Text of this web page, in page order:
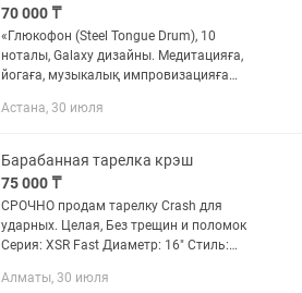
70 000 ₸
«Глюкофон (Steel Tongue Drum), 10
ноталы, Galaxy дизайны. Медитацияға,
йогаға, музыкалық импровизацияға
Астана, 30 июля
Барабанная тарелка крэш
75 000 ₸
СРОЧНО продам тарелку Crash для
ударных. Целая, Без трещин и поломок
Серия: XSR Fast Диаметр: 16" Стиль:
материал Дополнительные вопросы по
Алматы, 30 июля